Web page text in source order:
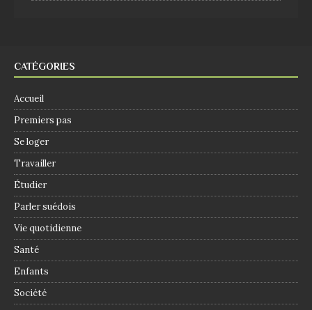
CATÉGORIES
Accueil
Premiers pas
Se loger
Travailler
Étudier
Parler suédois
Vie quotidienne
Santé
Enfants
Société